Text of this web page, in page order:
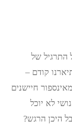
התרגיל של
קודם –
חיישנים
לא יוכל
היכן הרגש?